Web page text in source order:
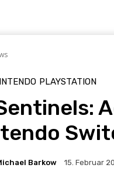
PLAYSTATION
Barkow 15. Februar